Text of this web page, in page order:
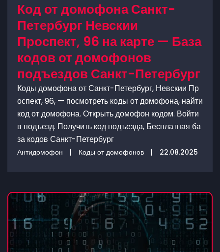
Код от домофона Санкт-
Петербург Невскии
Проспект, 96 на карте — База
кодов от домофонов
подъездов Санкт-Петербург
Коды домофона от Санкт-Петербург, Невскии Пр
оспект, 96, — посмотреть коды от домофона, найти
код от домофона. Открыть домофон кодом. Войти
в подъезд. Получить код подъезда, Бесплатная ба
за кодов Санкт-Петербург
Антидомофон | Коды от домофонов | 22.08.2025